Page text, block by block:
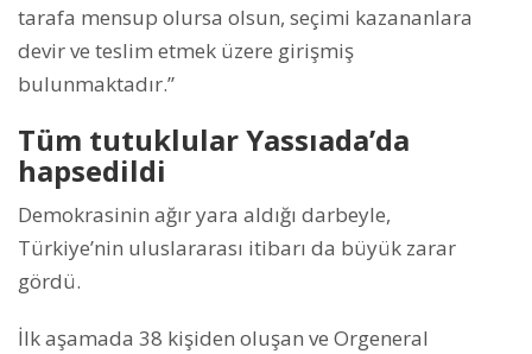
tarafa mensup olursa olsun, seçimi kazananlara
devir ve teslim etmek üzere girişmiş
bulunmaktadır.”
Tüm tutuklular Yassıada’da
hapsedildi
Demokrasinin ağır yara aldığı darbeyle,
Türkiye’nin uluslararası itibarı da büyük zarar
gördü.
İlk aşamada 38 kişiden oluşan ve Orgeneral